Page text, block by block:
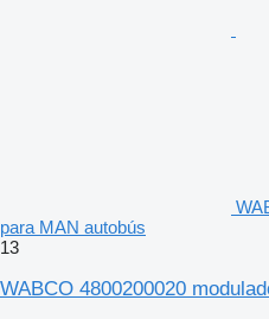
para MAN autobús
13
WABCO 4800200020